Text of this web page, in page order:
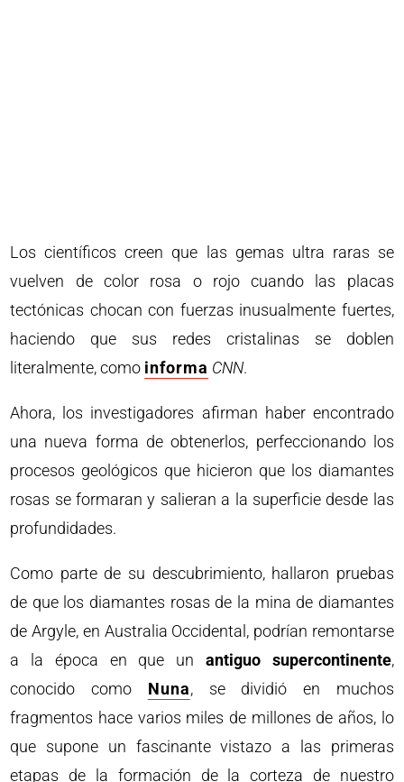
Los científicos creen que las gemas ultra raras se
vuelven de color rosa o rojo cuando las placas
tectónicas chocan con fuerzas inusualmente fuertes,
haciendo que sus redes cristalinas se doblen
literalmente, como informa CNN.
Ahora, los investigadores afirman haber encontrado
una nueva forma de obtenerlos, perfeccionando los
procesos geológicos que hicieron que los diamantes
rosas se formaran y salieran a la superficie desde las
profundidades.
Como parte de su descubrimiento, hallaron pruebas
de que los diamantes rosas de la mina de diamantes
de Argyle, en Australia Occidental, podrían remontarse
a la época en que un antiguo supercontinente,
conocido como Nuna, se dividió en muchos
fragmentos hace varios miles de millones de años, lo
que supone un fascinante vistazo a las primeras
etapas de la formación de la corteza de nuestro